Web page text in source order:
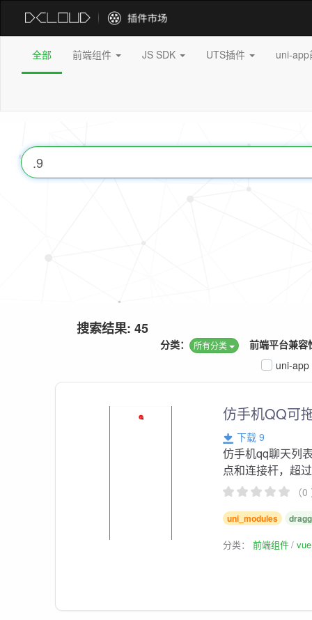
全部 前端组件 JS SDK UTS插件 uni-
搜索结果: 45
前端平台兼容
分类： 所有分类
uni-app
仿手机QQ可
下载 9
仿手机qq聊天列
点和连接杆，超
（
uni_modules
分类：前端组件